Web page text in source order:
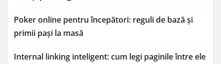
Poker online pentru începători: reguli de bază și
primii pași la masă
Internal linking inteligent: cum legi paginile între ele